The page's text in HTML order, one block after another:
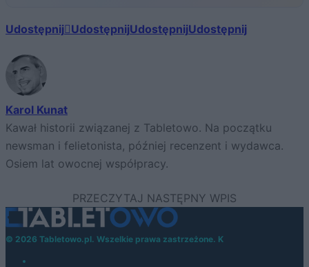
Udostępnij UdostępnijUdostępnijUdostępnij
Karol Kunat
Kawał historii związanej z Tabletowo. Na początku
newsman i felietonista, później recenzent i wydawca.
Osiem lat owocnej współpracy.
© 2026 Tabletowo.pl. Wszelkie prawa zastrzeżone. K